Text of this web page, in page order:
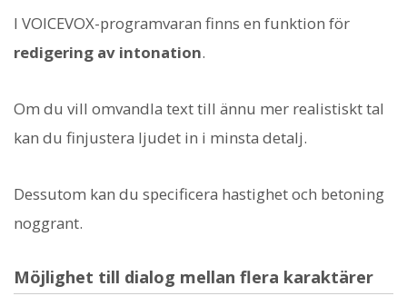
I VOICEVOX-programvaran finns en funktion för
redigering av intonation.
Om du vill omvandla text till ännu mer realistiskt tal
kan du finjustera ljudet in i minsta detalj.
Dessutom kan du specificera hastighet och betoning
noggrant.
Möjlighet till dialog mellan flera karaktärer